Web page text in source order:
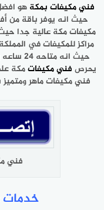
فني مكيفات بمكة هو
حيث انه يوفر باقة من
مكيفات مكة عالية جدا
مراكز للمكيفات في
حيث
يحرص فني مكيفاتمكة
فني مكيفات ماهر ومتميز
فني